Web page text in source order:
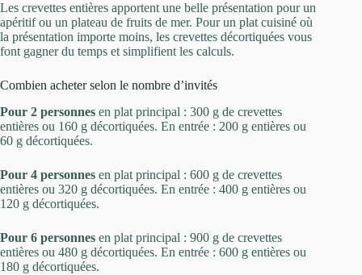
Les crevettes entières apportent une belle présentation pour un
apéritif ou un plateau de fruits de mer. Pour un plat cuisiné où
la présentation importe moins, les crevettes décortiquées vous
font gagner du temps et simplifient les calculs.
Combien acheter selon le nombre d’invités
Pour 2 personnes en plat principal : 300 g de crevettes
entières ou 160 g décortiquées. En entrée : 200 g entières ou
60 g décortiquées.
Pour 4 personnes en plat principal : 600 g de crevettes
entières ou 320 g décortiquées. En entrée : 400 g entières ou
120 g décortiquées.
Pour 6 personnes en plat principal : 900 g de crevettes
entières ou 480 g décortiquées. En entrée : 600 g entières ou
180 g décortiquées.